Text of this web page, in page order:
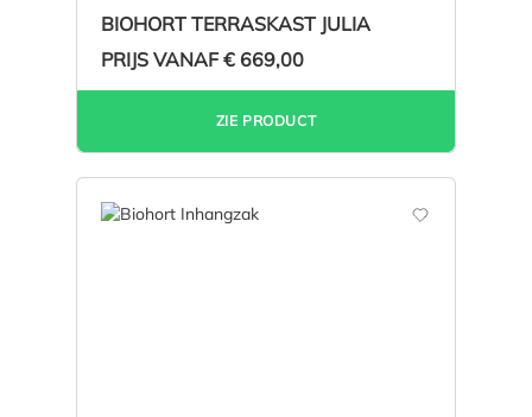
BIOHORT TERRASKAST JULIA
PRIJS VANAF € 669,00
ZIE PRODUCT